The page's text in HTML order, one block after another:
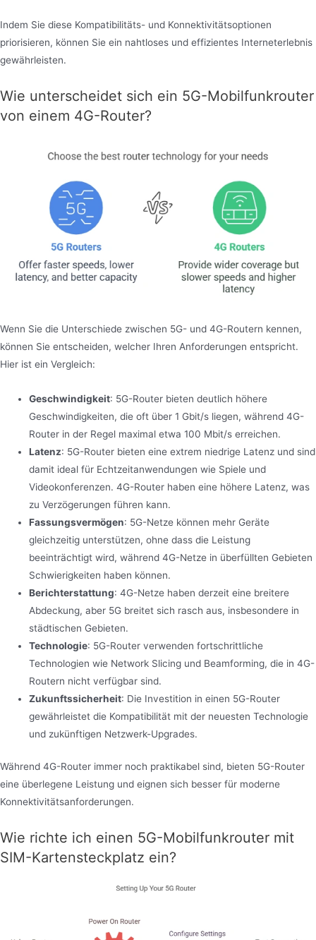
Indem Sie diese Kompatibilitäts- und Konnektivitätsoptionen
priorisieren, können Sie ein nahtloses und effizientes Interneterlebnis
gewährleisten.
Wie unterscheidet sich ein 5G-Mobilfunkrouter
von einem 4G-Router?
Wenn Sie die Unterschiede zwischen 5G- und 4G-Routern kennen,
können Sie entscheiden, welcher Ihren Anforderungen entspricht.
Hier ist ein Vergleich:
Geschwindigkeit: 5G-Router bieten deutlich höhere
Geschwindigkeiten, die oft über 1 Gbit/s liegen, während 4G-
Router in der Regel maximal etwa 100 Mbit/s erreichen.
Latenz: 5G-Router bieten eine extrem niedrige Latenz und sind
damit ideal für Echtzeitanwendungen wie Spiele und
Videokonferenzen. 4G-Router haben eine höhere Latenz, was
zu Verzögerungen führen kann.
Fassungsvermögen: 5G-Netze können mehr Geräte
gleichzeitig unterstützen, ohne dass die Leistung
beeinträchtigt wird, während 4G-Netze in überfüllten Gebieten
Schwierigkeiten haben können.
Berichterstattung: 4G-Netze haben derzeit eine breitere
Abdeckung, aber 5G breitet sich rasch aus, insbesondere in
städtischen Gebieten.
Technologie: 5G-Router verwenden fortschrittliche
Technologien wie Network Slicing und Beamforming, die in 4G-
Routern nicht verfügbar sind.
Zukunftssicherheit: Die Investition in einen 5G-Router
gewährleistet die Kompatibilität mit der neuesten Technologie
und zukünftigen Netzwerk-Upgrades.
Während 4G-Router immer noch praktikabel sind, bieten 5G-Router
eine überlegene Leistung und eignen sich besser für moderne
Konnektivitätsanforderungen.
Wie richte ich einen 5G-Mobilfunkrouter mit
SIM-Kartensteckplatz ein?